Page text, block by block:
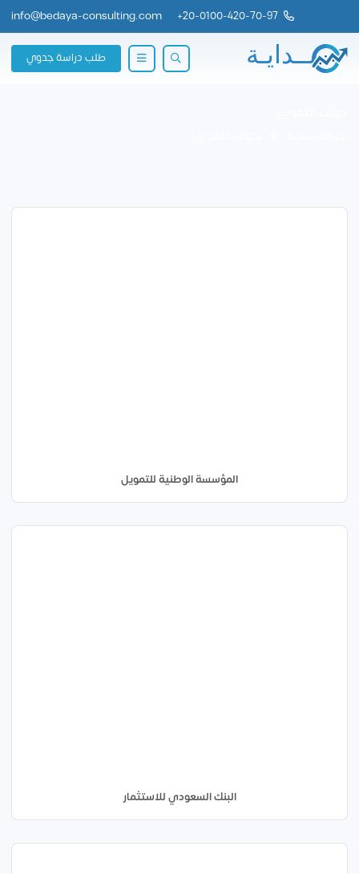
20-0100-420-70-97
+
info@bedaya-consulting.com
طلب دراسة جدوي
المؤسسة الوطنية للتمويل
البنك السعودي للاستثمار